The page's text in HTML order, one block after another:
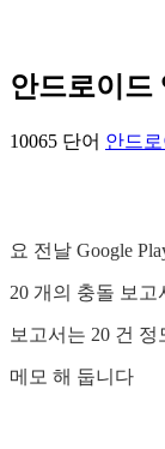
안드로이드
10065 단어 안드
요 전날 Google
20 개의 충돌 보
보고서는 20 건
메모 해 둡니다